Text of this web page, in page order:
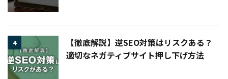
4
【徹底解説】逆SEO対策はリスクある？
適切なネガティブサイト押し下げ方法